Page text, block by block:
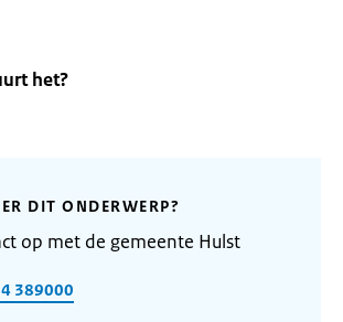
het?
DIT ONDERWERP?
op met de gemeente Hulst
389000